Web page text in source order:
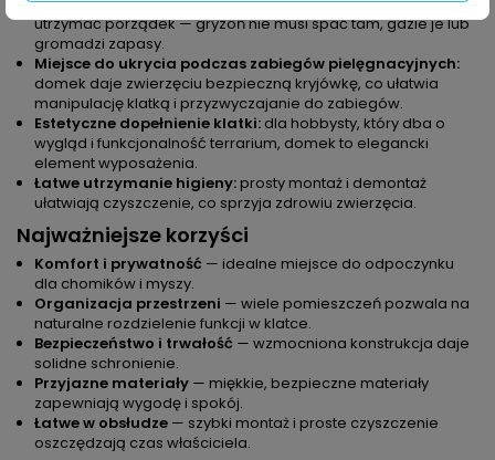
utrzymać porządek — gryzoń nie musi spać tam, gdzie je lub
gromadzi zapasy.
Miejsce do ukrycia podczas zabiegów pielęgnacyjnych:
domek daje zwierzęciu bezpieczną kryjówkę, co ułatwia
manipulację klatką i przyzwyczajanie do zabiegów.
Estetyczne dopełnienie klatki: dla hobbysty, który dba o
wygląd i funkcjonalność terrarium, domek to elegancki
element wyposażenia.
Łatwe utrzymanie higieny:prosty montaż i demontaż
ułatwiają czyszczenie, co sprzyja zdrowiu zwierzęcia.
Najważniejsze korzyści
Komfort i prywatność — idealne miejsce do odpoczynku
dla chomików i myszy.
Organizacja przestrzeni — wiele pomieszczeń pozwala na
naturalne rozdzielenie funkcji w klatce.
Bezpieczeństwo i trwałość — wzmocniona konstrukcja daje
solidne schronienie.
Przyjazne materiały — miękkie, bezpieczne materiały
zapewniają wygodę i spokój.
Łatwe w obsłudze — szybki montaż i proste czyszczenie
oszczędzają czas właściciela.